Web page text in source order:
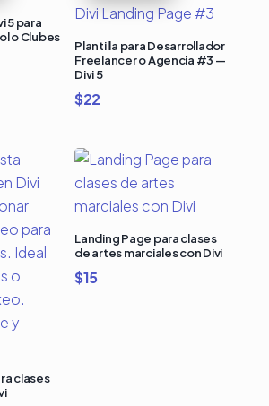
5 para
o Clubes
Plantilla para Desarrollador
Freelancer o Agencia #3 —
Divi 5
$22
clases
Landing Page para clases
de artes marciales con Divi
$15